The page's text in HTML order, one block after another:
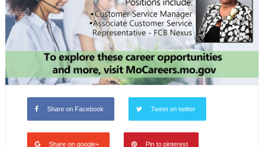
Share on Facebook Tweet on twitter
Share on google+ Pin to pinterest